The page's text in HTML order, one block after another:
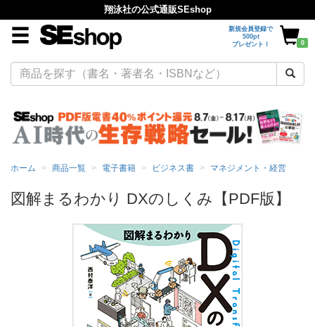
翔泳社の公式通販SEshop
新規会員登録で
500pt
プレゼント！
0
ホーム 商品一覧 電子書籍 ビジネス書 マネジメント・経営
図解まるわかり DXのしくみ【PDF版】